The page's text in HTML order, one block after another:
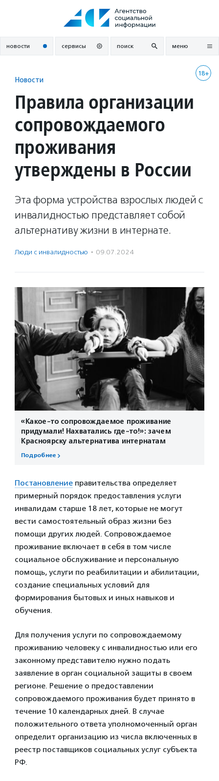
новости сервисы поиск меню
18+
Новости
Правила организации
сопровождаемого
проживания
утверждены в России
Эта форма устройства взрослых людей с
инвалидностью представляет собой
альтернативу жизни в интернате.
Люди с инвалидностью · 09.07.2024
«Какое-то сопровождаемое проживание
придумали! Нахватались где-то!»: зачем
Красноярску альтернатива интернатам
Подробнее
Постановление правительства определяет
примерный порядок предоставления услуги
инвалидам старше 18 лет, которые не могут
вести самостоятельный образ жизни без
помощи других людей. Сопровождаемое
проживание включает в себя в том числе
социальное обслуживание и персональную
помощь, услуги по реабилитации и абилитации,
создание специальных условий для
формирования бытовых и иных навыков и
обучения.
Для получения услуги по сопровождаемому
проживанию человеку с инвалидностью или его
законному представителю нужно подать
заявление в орган социальной защиты в своем
регионе. Решение о предоставлении
сопровождаемого проживания будет принято в
течение 10 календарных дней. В случае
положительного ответа уполномоченный орган
определит организацию из числа включенных в
реестр поставщиков социальных услуг субъекта
РФ.